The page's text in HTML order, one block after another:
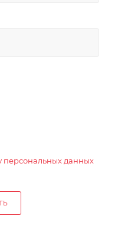
персональных данных